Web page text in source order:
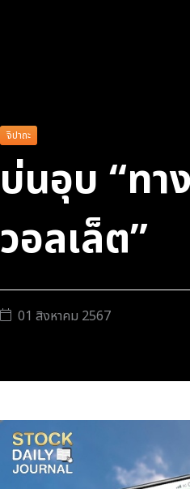
จิปาถะ
บ่นอุบ “ทา
วอลเล็ต”
01 สิงหาคม 2567